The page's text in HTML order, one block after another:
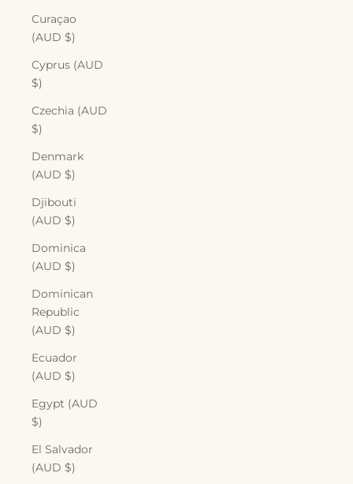
Curaçao
(AUD $)
Cyprus (AUD
$)
Czechia (AUD
$)
Denmark
(AUD $)
Djibouti
(AUD $)
Dominica
(AUD $)
Dominican
Republic
(AUD $)
Ecuador
(AUD $)
Egypt (AUD
$)
El Salvador
(AUD $)